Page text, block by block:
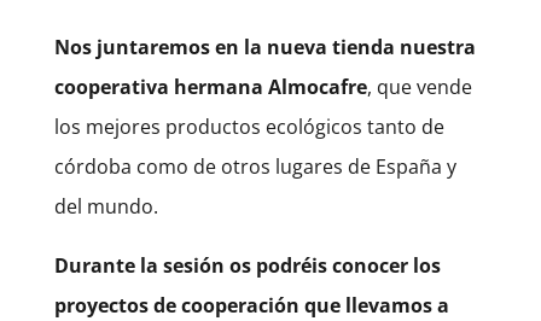
Nos juntaremos en la nueva tienda nuestra
cooperativa hermana Almocafre, que vende
los mejores productos ecológicos tanto de
córdoba como de otros lugares de España y
del mundo.
Durante la sesión os podréis conocer los
proyectos de cooperación que llevamos a